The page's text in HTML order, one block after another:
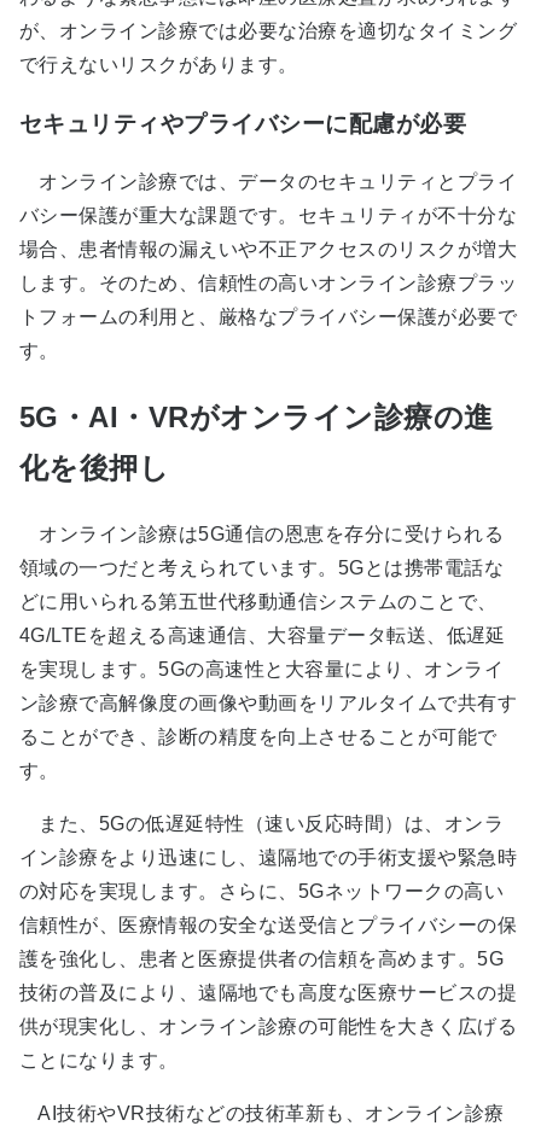
が、オンライン診療では必要な治療を適切なタイミング
で行えないリスクがあります。
セキュリティやプライバシーに配慮が必要
オンライン診療では、データのセキュリティとプライ
バシー保護が重大な課題です。セキュリティが不十分な
場合、患者情報の漏えいや不正アクセスのリスクが増大
します。そのため、信頼性の高いオンライン診療プラッ
トフォームの利用と、厳格なプライバシー保護が必要で
す。
5G・AI・VRがオンライン診療の進
化を後押し
オンライン診療は5G通信の恩恵を存分に受けられる
領域の一つだと考えられています。5Gとは携帯電話な
どに用いられる第五世代移動通信システムのことで、
4G/LTEを超える高速通信、大容量データ転送、低遅延
を実現します。5Gの高速性と大容量により、オンライ
ン診療で高解像度の画像や動画をリアルタイムで共有す
ることができ、診断の精度を向上させることが可能で
す。
また、5Gの低遅延特性（速い反応時間）は、オンラ
イン診療をより迅速にし、遠隔地での手術支援や緊急時
の対応を実現します。さらに、5Gネットワークの高い
信頼性が、医療情報の安全な送受信とプライバシーの保
護を強化し、患者と医療提供者の信頼を高めます。5G
技術の普及により、遠隔地でも高度な医療サービスの提
供が現実化し、オンライン診療の可能性を大きく広げる
ことになります。
AI技術やVR技術などの技術革新も、オンライン診療